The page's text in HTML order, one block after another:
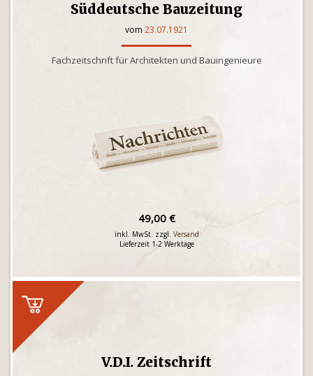
Süddeutsche Bauzeitung
vom 23.07.1921
Fachzeitschrift für Architekten und Bauingenieure
49,00 €
inkl. MwSt. zzgl. Versand
Lieferzeit 1-2 Werktage
V.D.I. Zeitschrift